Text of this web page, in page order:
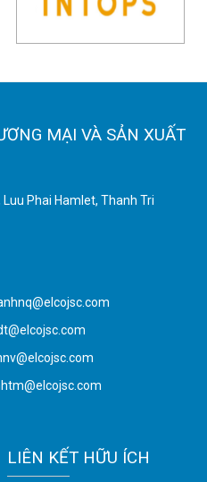
MẠI VÀ SẢN XUẤT
Phai Hamlet, Thanh Tri
LIÊN KẾT HỮU ÍCH